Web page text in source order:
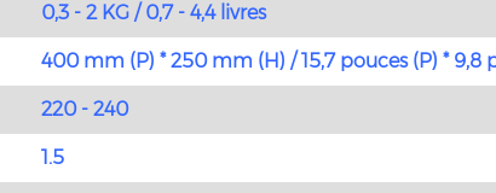
0,3 - 2 KG / 0,7 - 4,4 livres
400 mm (P) * 250 mm (H) / 15,7 pouces (P) * 9,8
220 - 240
1.5